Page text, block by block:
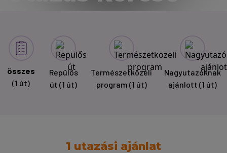
összes
(1 út)
Repülős
út(1 út)
Természetközeli
program (1 út)
Nagyutazóknak
ajánlott (1 út)
1 utazási ajánlat